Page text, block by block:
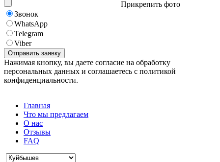
Прикрепить фото
Звонок
WhatsApp
Telegram
Viber
Нажимая кнопку, вы даете согласие на обработку
персональных данных и соглашаетесь с политикой
конфиденциальности.
Главная
Что мы предлагаем
О нас
Отзывы
FAQ